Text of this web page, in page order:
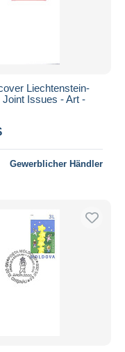
Liechtenstein-
Issues - Art -
Gewerblicher Händler